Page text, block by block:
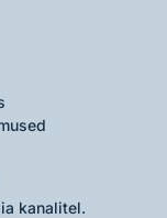
kanalitel.